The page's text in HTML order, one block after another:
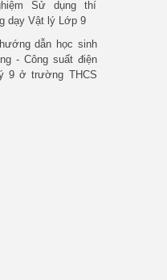
Sử dụng thí
dạy Vật lý Lớp 9
dẫn học sinh
- Công suất điện
9 ở trường THCS